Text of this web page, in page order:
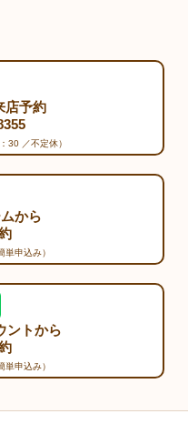
店予約
30 ／不定休）
から
単申込み）
ントから
単申込み）